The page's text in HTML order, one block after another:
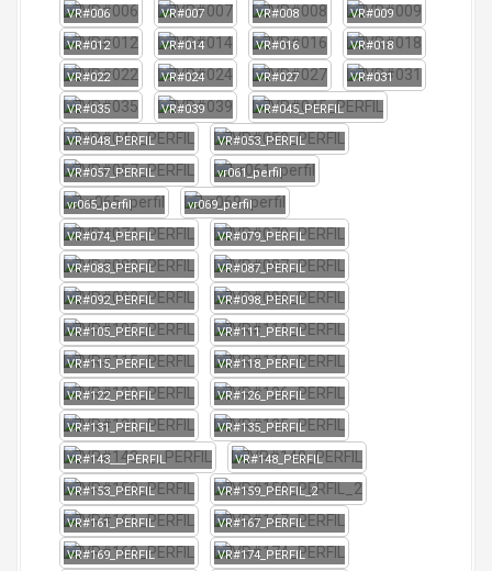
VR#006 VR#007 VR#008 VR#009
VR#012 VR#014 VR#016 VR#018
VR#022 VR#024 VR#027 VR#031
VR#035 VR#039 VR#045_PERFIL
VR#048_PERFIL VR#053_PERFIL
VR#057_PERFIL vr061_perfil
vr065_perfil vr069_perfil
VR#074_PERFIL VR#079_PERFIL
VR#083_PERFIL VR#087_PERFIL
VR#092_PERFIL VR#098_PERFIL
VR#105_PERFIL VR#111_PERFIL
VR#115_PERFIL VR#118_PERFIL
VR#122_PERFIL VR#126_PERFIL
VR#131_PERFIL VR#135_PERFIL
VR#143___PERFIL VR#148_PERFIL
VR#153_PERFIL VR#159_PERFIL_2
VR#161_PERFIL VR#167_PERFIL
VR#169_PERFIL VR#174_PERFIL